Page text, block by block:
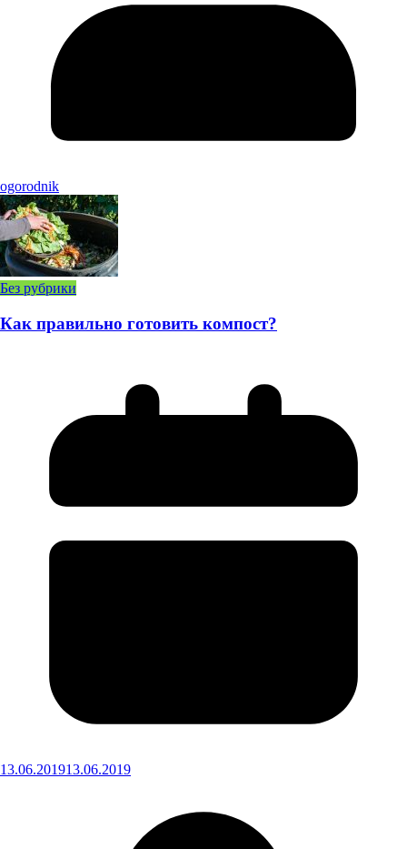
ogorodnik
Без рубрики
Как правильно готовить компост?
13.06.201913.06.2019